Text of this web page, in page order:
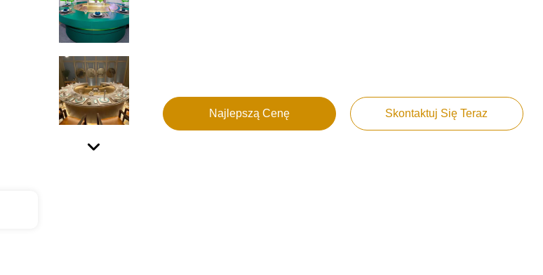
Najlepszą Cenę Skontaktuj Się Teraz